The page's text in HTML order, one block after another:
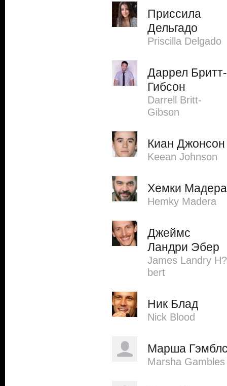
Приссила
Дельгадо
Priscilla Delgado
Даррел Бритт-
Гибсон
Darrell Britt-
Gibson
Киан Джонсон
Keean Johnson
Хемки Мадера
Hemky Madera
Джеймс
Ландри Эбер
James Landry H?
bert
Ник Блад
Nick Blood
Марша
Marsha Gambles